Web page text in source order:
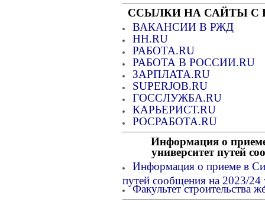
ССЫЛКИ НА САЙТЫ С
ВАКАНСИИ В РЖД
HH.RU
РАБОТА.RU
РАБОТА В РОССИИ.RU
ЗАРПЛАТА.RU
SUPERJOB.RU
ГОССЛУЖБА.RU
КАРЬЕРИСТ.RU
РОСРАБОТА.RU
Информация о
университет путей
Информация о приеме в
путей сообщения на 2023/24
Факультет строительства